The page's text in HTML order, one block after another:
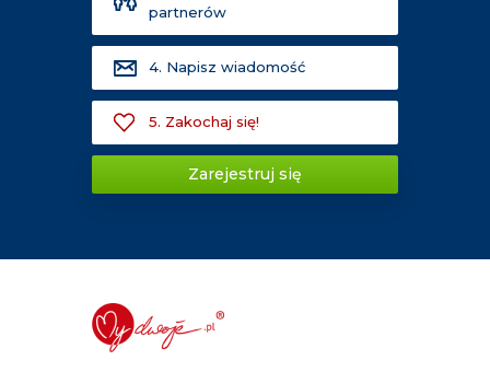
partnerów
4. Napisz wiadomość
5. Zakochaj się!
Zarejestruj się